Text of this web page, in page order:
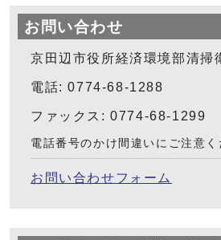
お問い合わせ
京田辺市役所経済環境部清掃
電話: 0774-68-1288
ファックス: 0774-68-1299
電話番号のかけ間違いにご注意く
お問い合わせフォーム